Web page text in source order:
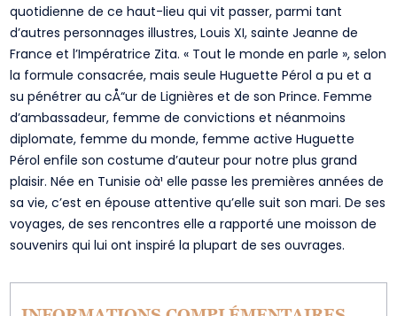
quotidienne de ce haut-lieu qui vit passer, parmi tant
d’autres personnages illustres, Louis XI, sainte Jeanne de
France et l’Impératrice Zita. « Tout le monde en parle », selon
la formule consacrée, mais seule Huguette Pérol a pu et a
su pénétrer au cÅ“ur de Lignières et de son Prince. Femme
d’ambassadeur, femme de convictions et néanmoins
diplomate, femme du monde, femme active Huguette
Pérol enfile son costume d’auteur pour notre plus grand
plaisir. Née en Tunisie oà¹ elle passe les premières années de
sa vie, c’est en épouse attentive qu’elle suit son mari. De ses
voyages, de ses rencontres elle a rapporté une moisson de
souvenirs qui lui ont inspiré la plupart de ses ouvrages.